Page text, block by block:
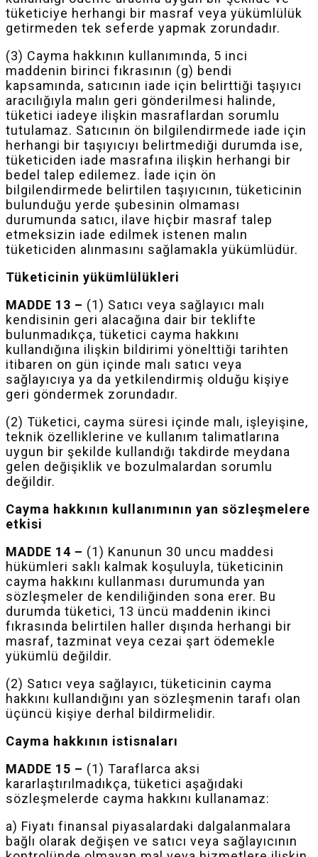
tüketiciye herhangi bir masraf veya yükümlülük
getirmeden tek seferde yapmak zorundadır.
(3) Cayma hakkının kullanımında, 5 inci
maddenin birinci fıkrasının (g) bendi
kapsamında, satıcının iade için belirttiği taşıyıcı
aracılığıyla malın geri gönderilmesi halinde,
tüketici iadeye ilişkin masraflardan sorumlu
tutulamaz. Satıcının ön bilgilendirmede iade için
herhangi bir taşıyıcıyı belirtmediği durumda ise,
tüketiciden iade masrafına ilişkin herhangi bir
bedel talep edilemez. İade için ön
bilgilendirmede belirtilen taşıyıcının, tüketicinin
bulunduğu yerde şubesinin olmaması
durumunda satıcı, ilave hiçbir masraf talep
etmeksizin iade edilmek istenen malın
tüketiciden alınmasını sağlamakla yükümlüdür.
Tüketicinin yükümlülükleri
MADDE 13 – (1) Satıcı veya sağlayıcı malı
kendisinin geri alacağına dair bir teklifte
bulunmadıkça, tüketici cayma hakkını
kullandığına ilişkin bildirimi yönelttiği tarihten
itibaren on gün içinde malı satıcı veya
sağlayıcıya ya da yetkilendirmiş olduğu kişiye
geri göndermek zorundadır.
(2) Tüketici, cayma süresi içinde malı, işleyişine,
teknik özelliklerine ve kullanım talimatlarına
uygun bir şekilde kullandığı takdirde meydana
gelen değişiklik ve bozulmalardan sorumlu
değildir.
Cayma hakkının kullanımının yan sözleşmelere
etkisi
MADDE 14 – (1) Kanunun 30 uncu maddesi
hükümleri saklı kalmak koşuluyla, tüketicinin
cayma hakkını kullanması durumunda yan
sözleşmeler de kendiliğinden sona erer. Bu
durumda tüketici, 13 üncü maddenin ikinci
fıkrasında belirtilen haller dışında herhangi bir
masraf, tazminat veya cezai şart ödemekle
yükümlü değildir.
(2) Satıcı veya sağlayıcı, tüketicinin cayma
hakkını kullandığını yan sözleşmenin tarafı olan
üçüncü kişiye derhal bildirmelidir.
Cayma hakkının istisnaları
MADDE 15 – (1) Taraflarca aksi
kararlaştırılmadıkça, tüketici aşağıdaki
sözleşmelerde cayma hakkını kullanamaz:
a) Fiyatı finansal piyasalardaki dalgalanmalara
bağlı olarak değişen ve satıcı veya sağlayıcının